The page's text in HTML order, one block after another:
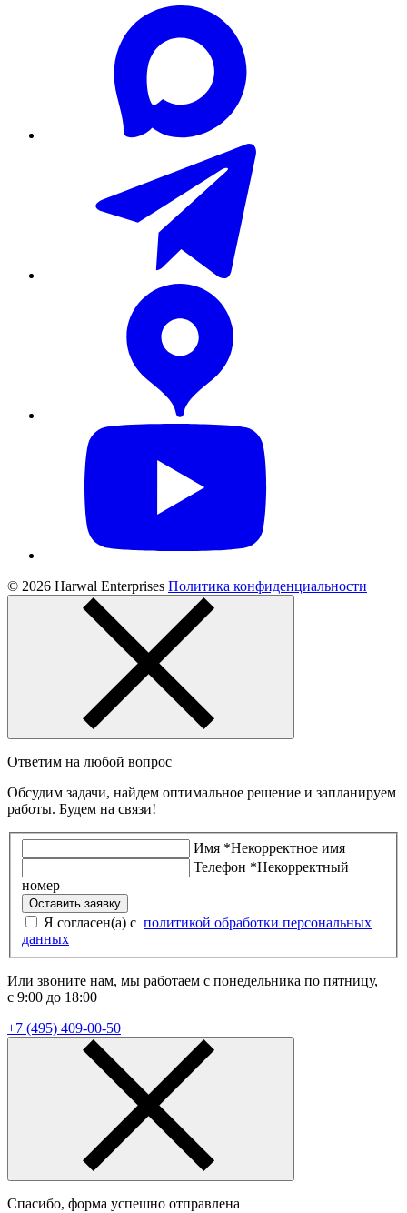
© 2026 Harwal Enterprises Политика конфиденциальности
Ответим на любой вопрос
Обсудим задачи, найдем оптимальное решение и запланируем
работы. Будем на связи!
Имя *Некорректное имя
Телефон *Некорректный
номер
Оставить заявку
Я согласен(а) с политикой обработки персональных
данных
Или звоните нам, мы работаем с понедельника по пятницу,
с 9:00 до 18:00
+7 (495) 409-00-50
Спасибо, форма успешно отправлена